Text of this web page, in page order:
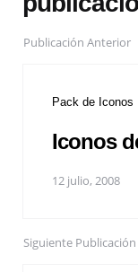
Publicación Anterior
Pack de Iconos
Iconos
12 julio, 2008
Siguiente Publicación